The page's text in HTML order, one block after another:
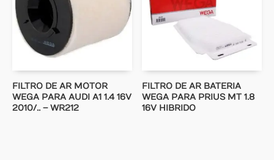
FILTRO DE AR MOTOR
WEGA PARA AUDI A1 1.4 16V
2010/.. – WR212
FILTRO DE AR BATERIA
WEGA PARA PRIUS MT 1.8
16V HIBRIDO